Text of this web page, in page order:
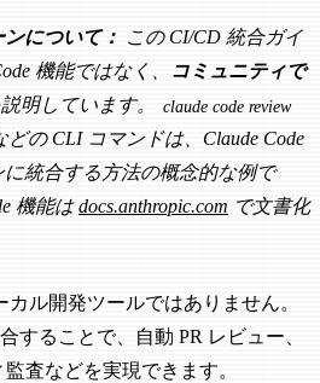
について： この CI/CD 統合ガイ
機能ではなく、
コミュニティで
明しています。 claude code review
どの CLI コマンドは、Claude Code
統合する方法の概念的な例で
機能はdocs.anthropic.com で文書化
カル開発ツールではありません。
することで、自動 PR レビュー、
査などを実現できます。